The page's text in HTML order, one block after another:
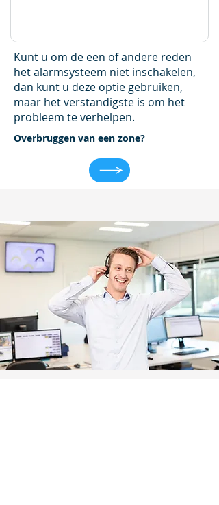
Kunt u om de een of andere reden
het alarmsysteem niet inschakelen,
dan kunt u deze optie gebruiken,
maar het verstandigste is om het
probleem te verhelpen.
Overbruggen van een zone?